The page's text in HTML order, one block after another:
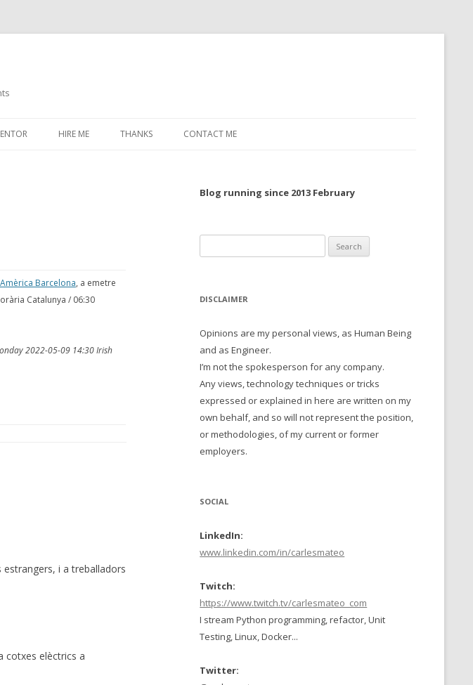
to HIRE ME THANKS CONTACT ME
Barcelona, a emetre
Catalunya / 06:30
2022-05-09 14:30 Irish
i a treballadors
cotxes elèctrics a
Blog running since 2013 February
for:
DISCLAIMER
Opinions are my personal views, as Human Being
and as Engineer.
I’m not the spokesperson for any company.
Any views, technology techniques or tricks
expressed or explained in here are written on my
own behalf, and so will not represent the position,
or methodologies, of my current or former
employers.
SOCIAL
LinkedIn:
www.linkedin.com/in/carlesmateo
Twitch:
https://www.twitch.tv/carlesmateo_com
I stream Python programming, refactor, Unit
Testing, Linux, Docker...
Twitter: